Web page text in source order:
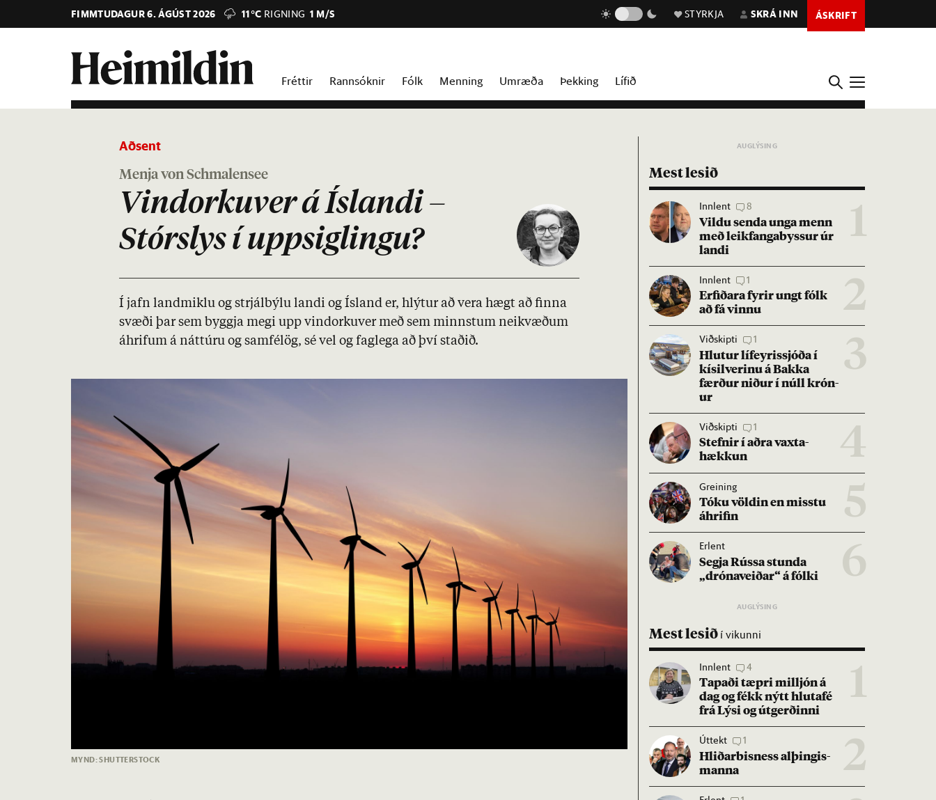
FIMMTUDAGUR 6. ÁGÚST 2026 11°C RIGNING 1 M/S STYRKJA SKRÁ INN ÁSKRIFT
Fréttir Rannsóknir Fólk Menning Umræða Þekking Lífið
Aðsent
Menja von Schmalensee
Vindorkuver á Íslandi –
Stórslys í uppsiglingu?
Í jafn land­miklu og strjál­býlu landi og Ís­land er, hlýt­ur að vera hægt að finna
svæði þar sem byggja megi upp vindorku­ver með sem minnst­um nei­kvæð­um
áhrif­um á nátt­úru og sam­fé­lög, sé vel og fag­lega að því stað­ið.
MYND: SHUTTERSTOCK
Mest lesið
1
Innlent 8
Vildu senda unga menn
með leik­fanga­byss­ur úr
landi
2
Innlent 1
Erf­ið­ara fyr­ir ungt fólk
að fá vinnu
3
Viðskipti 1
Hlut­ur líf­eyr­is­sjóða í
kís­il­ver­inu á Bakka
færð­ur nið­ur í núll krón­
ur
4
Viðskipti 1
Stefn­ir í aðra vaxta­
hækk­un
5
Greining
Tóku völd­in en misstu
áhrif­in
6
Erlent
Segja Rússa stunda
„dróna­veið­ar“ á fólki
Mest lesið í vikunni
1
Innlent 4
Tap­aði tæpri millj­ón á
dag og fékk nýtt hluta­fé
frá Lýsi og út­gerð­inni
2
Úttekt 1
Hlið­ar­bis­ness al­þing­is­
manna